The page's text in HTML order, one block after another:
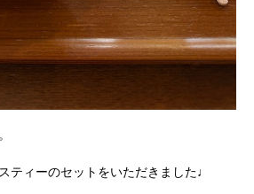
ティーのセットをいただきました♩